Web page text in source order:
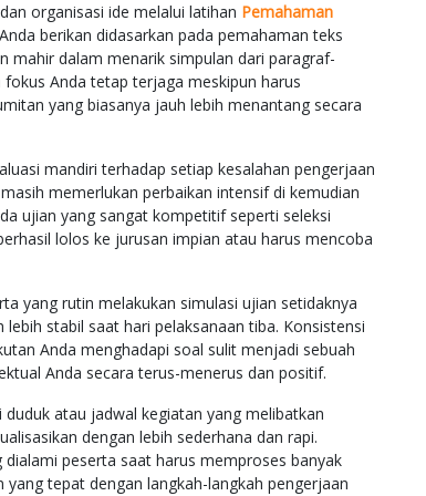
organisasi ide melalui latihan Pemahaman
berikan didasarkan pada pemahaman teks
mahir dalam menarik simpulan dari paragraf-
Anda tetap terjaga meskipun harus
yang biasanya jauh lebih menantang secara
mandiri terhadap setiap kesalahan pengerjaan
memerlukan perbaikan intensif di kemudian
ujian yang sangat kompetitif seperti seleksi
lolos ke jurusan impian atau harus mencoba
yang rutin melakukan simulasi ujian setidaknya
stabil saat hari pelaksanaan tiba. Konsistensi
Anda menghadapi soal sulit menjadi sebuah
Anda secara terus-menerus dan positif.
atau jadwal kegiatan yang melibatkan
dengan lebih sederhana dan rapi.
peserta saat harus memproses banyak
tepat dengan langkah-langkah pengerjaan